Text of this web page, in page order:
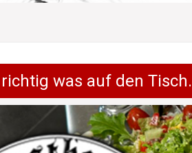
was auf den Tisch.